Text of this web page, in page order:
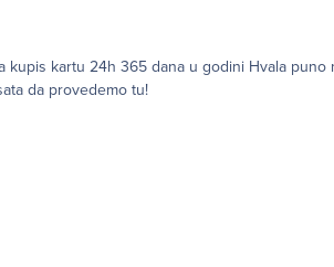
odgovoru. Zanima me jos bezbednost na stanicama
da provedemo tu!